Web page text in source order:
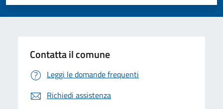
Contatta il comune
Leggi le domande frequenti
Richiedi assistenza